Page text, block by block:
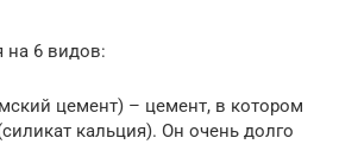
на 6 видов:
цемент) – цемент, в котором
кальция). Он очень долго